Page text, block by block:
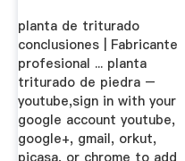
planta de triturado
conclusiones | Fabricante
profesional ... planta
triturado de piedra –
youtube,sign in with your
google account youtube,
google+, gmail, orkut,
picasa, or chrome to add